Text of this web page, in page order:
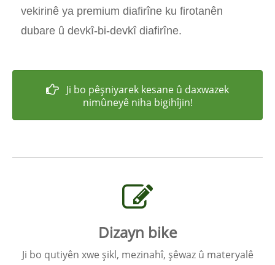
vekirinê ya premium diafirîne ku firotanên
dubare û devkî-bi-devkî diafirîne.
Ji bo pêşniyarek kesane û daxwazek
nimûneyê niha bigihîjin!
Dizayn bike
Ji bo qutiyên xwe şikl, mezinahî, şêwaz û materyalê